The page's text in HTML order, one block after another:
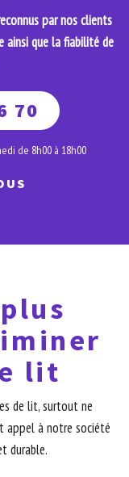
par nos clients
ainsi que la fiabilité de
70
de 8h00 à 18h00
lit
de lit, surtout ne
appel à notre société
durable.